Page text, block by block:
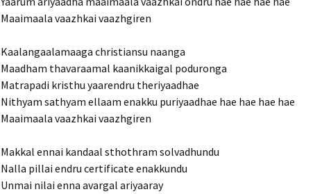
Maaimaala vaazhkai vaazhgiren
Kaalangaalamaaga christiansu naanga
Maadham thavaraamal kaanikkaigal poduronga
Matrapadi kristhu yaarendru theriyaadhae
Nithyam sathyam ellaam enakku puriyaadhae hae hae hae hae
Maaimaala vaazhkai vaazhgiren
Makkal ennai kandaal sthothram solvadhundu
Nalla pillai endru certificate enakkundu
Unmai nilai enna avargal ariyaaray